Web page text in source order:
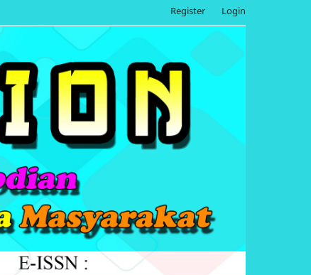
Register Login